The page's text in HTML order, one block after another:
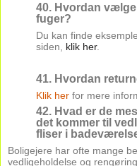
40. Hvordan
fuger?
Du kan finde
siden, klik her.
41. Hvordan
Klik her for mere
42. Hvad er de
det kommer til
fliser i
Boligejere har ofte mange
vedligeholdelse og